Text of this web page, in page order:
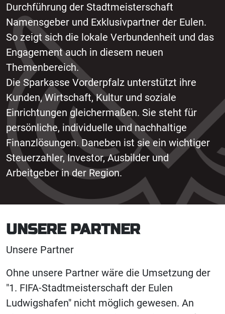
Durchführung der Stadtmeisterschaft
Namensgeber und Exklusivpartner der Eulen.
So zeigt sich die lokale Verbundenheit und das
Engagement auch in diesem neuen
Themenbereich.
Die Sparkasse Vorderpfalz unterstützt ihre
Kunden, Wirtschaft, Kultur und soziale
Einrichtungen gleichermaßen. Sie steht für
persönliche, individuelle und nachhaltige
Finanzlösungen. Daneben ist sie ein wichtiger
Steuerzahler, Investor, Ausbilder und
Arbeitgeber in der Region.
UNSERE PARTNER
Unsere Partner
Ohne unsere Partner wäre die Umsetzung der
"1. FIFA-Stadtmeisterschaft der Eulen
Ludwigshafen" nicht möglich gewesen. An